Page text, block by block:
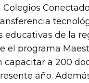
Colegios
educativas de la
el programa
capacitar a 200
año.